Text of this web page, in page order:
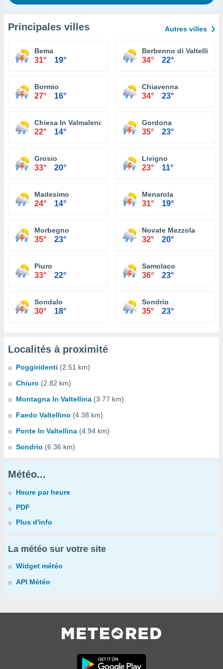
Principales villes Autres villes
Bema
31° 19°
Berbenno di Valtellina
34° 22°
Bormio
27° 16°
Chiavenna
34° 23°
Chiesa In Valmalenco
22° 14°
Gordona
35° 23°
Grosio
33° 20°
Livigno
23° 11°
Madesimo
24° 14°
Menarola
31° 19°
Morbegno
35° 23°
Novate Mezzola
32° 20°
Piuro
33° 22°
Samolaco
36° 23°
Sondalo
30° 18°
Sondrio
35° 23°
Localités à proximité
Poggiridenti (2.51 km)
Chiuro (2.82 km)
Montagna In Valtellina (3.77 km)
Faedo Valtellino (4.38 km)
Ponte In Valtellina (4.94 km)
Sondrio (6.36 km)
Météo...
Heure par heure
PDF
Plus d'info
La météo sur votre site
Widget météo
API Météo